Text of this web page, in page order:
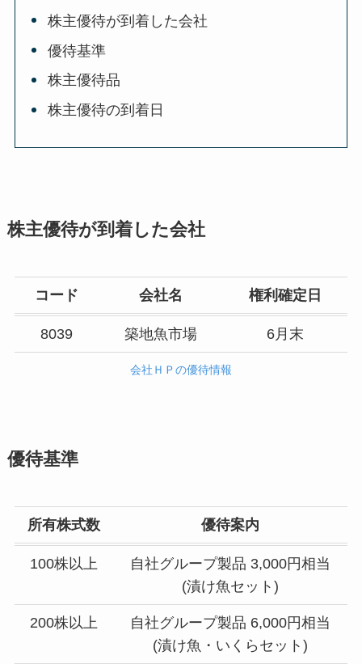
株主優待が到着した会社
優待基準
株主優待品
株主優待の到着日
株主優待が到着した会社
コード 会社名 権利確定日
8039 築地魚市場 6月末
会社ＨＰの優待情報
優待基準
所有株式数 優待案内
100株以上
自社グループ製品 3,000円相当
(漬け魚セット)
200株以上
自社グループ製品 6,000円相当
(漬け魚・いくらセット)